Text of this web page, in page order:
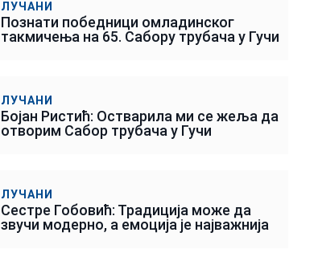
ЛУЧАНИ
Познати победници омладинског
такмичења на 65. Сабору трубача у Гучи
ЛУЧАНИ
Бојан Ристић: Остварила ми се жеља да
отворим Сабор трубача у Гучи
ЛУЧАНИ
Сестре Гобовић: Традиција може да
звучи модерно, а емоција је најважнија